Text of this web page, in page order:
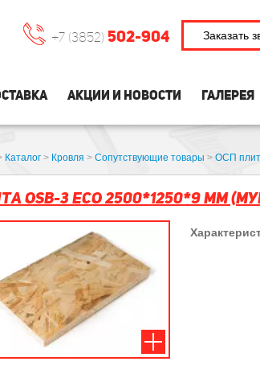
+7 (3852) 502-904 Заказать
АКЦИИ И НОВОСТИ ГАЛЕРЕЯ
Каталог> Кровля > Сопутствующие товары > ОСП
OSB-3 ECO 2500*1250*9 мм